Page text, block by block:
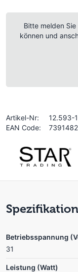
Bitte melden
können und
Artikel-Nr:
12.593-
EAN Code:
Betriebsspannung
31
Leistung (Watt)